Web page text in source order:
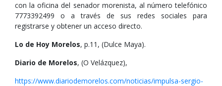
con la oficina del senador morenista, al número telefónico
7773392499 o a través de sus redes sociales para
registrarse y obtener un acceso directo.
Lo de Hoy Morelos, p.11, (Dulce Maya).
Diario de Morelos, (O Velázquez),
https://www.diariodemorelos.com/noticias/impulsa-sergio-